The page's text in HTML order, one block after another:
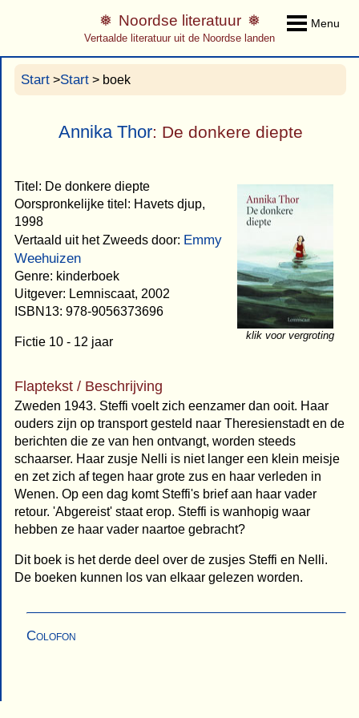
Menu
Noordse literatuur
Vertaalde literatuur uit de Noordse landen
Start >Start > boek
Annika Thor: De donkere diepte
klik voor vergroting
Titel: De donkere diepte
Oorspronkelijke titel: Havets djup,
1998
Vertaald uit het Zweeds door: Emmy
Weehuizen
Genre: kinderboek
Uitgever: Lemniscaat, 2002
ISBN13: 978-9056373696
Fictie 10 - 12 jaar
Flaptekst / Beschrijving
Zweden 1943. Steffi voelt zich eenzamer dan ooit. Haar
ouders zijn op transport gesteld naar Theresienstadt en de
berichten die ze van hen ontvangt, worden steeds
schaarser. Haar zusje Nelli is niet langer een klein meisje
en zet zich af tegen haar grote zus en haar verleden in
Wenen. Op een dag komt Steffi's brief aan haar vader
retour. 'Abgereist' staat erop. Steffi is wanhopig waar
hebben ze haar vader naartoe gebracht?
Dit boek is het derde deel over de zusjes Steffi en Nelli.
De boeken kunnen los van elkaar gelezen worden.
Colofon